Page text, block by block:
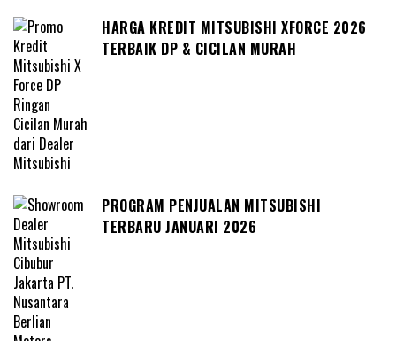
HARGA KREDIT MITSUBISHI XFORCE 2026
TERBAIK DP & CICILAN MURAH
PROGRAM PENJUALAN MITSUBISHI
TERBARU JANUARI 2026